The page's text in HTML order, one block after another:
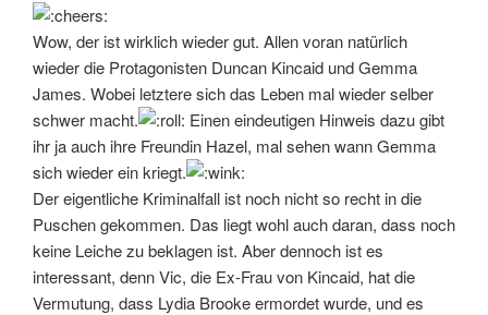
Wow, der ist wirklich wieder gut. Allen voran natürlich
wieder die Protagonisten Duncan Kincaid und Gemma
James. Wobei letztere sich das Leben mal wieder selber
schwer macht.
Einen eindeutigen Hinweis dazu gibt
ihr ja auch ihre Freundin Hazel, mal sehen wann Gemma
sich wieder ein kriegt.
Der eigentliche Kriminalfall ist noch nicht so recht in die
Puschen gekommen. Das liegt wohl auch daran, dass noch
keine Leiche zu beklagen ist. Aber dennoch ist es
interessant, denn Vic, die Ex-Frau von Kincaid, hat die
Vermutung, dass Lydia Brooke ermordet wurde, und es